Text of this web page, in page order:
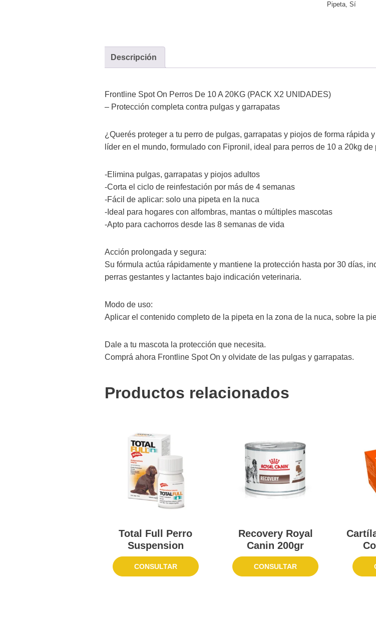
Pipeta,Sí
Descripción
Frontline Spot On Perros De 10 A 20KG (PACK X2 UNIDADES)
– Protección completa contra pulgas y garrapatas
¿Querés proteger a tu perro de pulgas, garrapatas y piojos de forma rápida
líder en el mundo, formulado con Fipronil, ideal para perros de 10 a 20kg de
-Elimina pulgas, garrapatas y piojos adultos
-Corta el ciclo de reinfestación por más de 4 semanas
-Fácil de aplicar: solo una pipeta en la nuca
-Ideal para hogares con alfombras, mantas o múltiples mascotas
-Apto para cachorros desde las 8 semanas de vida
Acción prolongada y segura:
Su fórmula actúa rápidamente y mantiene la protección hasta por 30 días,
perras gestantes y lactantes bajo indicación veterinaria.
Modo de uso:
Aplicar el contenido completo de la pipeta en la zona de la nuca, sobre la
Dale a tu mascota la protección que necesita.
Comprá ahora Frontline Spot On y olvidate de las pulgas y garrapatas.
Productos relacionados
Total Full Perro
Suspension
CONSULTAR
Recovery Royal
Canin 200gr
CONSULTAR